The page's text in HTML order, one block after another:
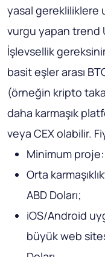
yasal gerekliliklere
vurgu yapan trend
İşlevsellik
basit eşler arası
(örneğin kripto
daha karmaşık
veya CEX olabilir.
Minimum proje:
Orta
ABD Doları;
iOS/Android
büyük web